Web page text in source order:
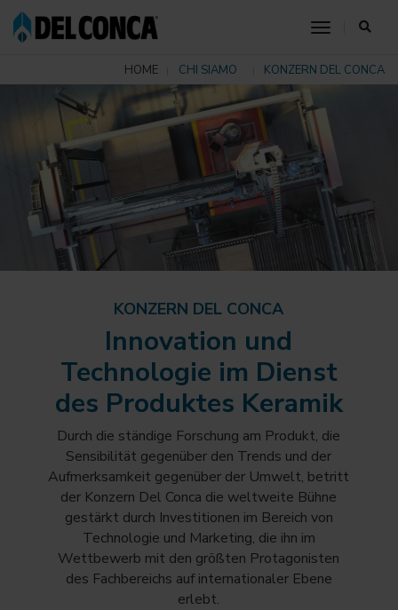
toggle
HOME CHI SIAMO KONZERN DEL CONCA
KONZERN DEL CONCA
Innovation und
Technologie im Dienst
des Produktes Keramik
Durch die ständige Forschung am Produkt, die
Sensibilität gegenüber den Trends und der
Aufmerksamkeit gegenüber der Umwelt, betritt
der Konzern Del Conca die weltweite Bühne
gestärkt durch Investitionen im Bereich von
Technologie und Marketing, die ihn im
Wettbewerb mit den größten Protagonisten
des Fachbereichs auf internationaler Ebene
erlebt.